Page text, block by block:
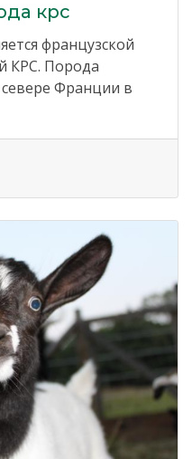
крс
французской
КРС. Порода
Франции в